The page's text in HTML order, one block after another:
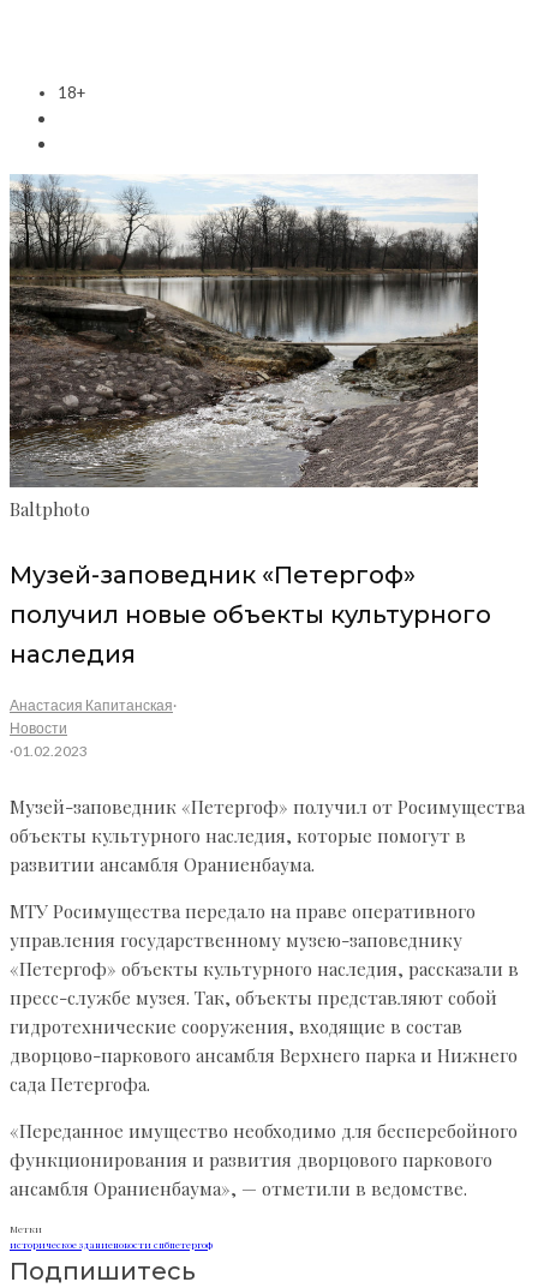
18+
Baltphoto
Музей-заповедник «Петергоф»
получил новые объекты культурного
наследия
Анастасия Капитанская·
Новости
·01.02.2023
Музей-заповедник «Петергоф» получил от Росимущества
объекты культурного наследия, которые помогут в
развитии ансамбля Ораниенбаума.
МТУ Росимущества передало на праве оперативного
управления государственному музею-заповеднику
«Петергоф» объекты культурного наследия, рассказали в
пресс-службе музея. Так, объекты представляют собой
гидротехнические сооружения, входящие в состав
дворцово-паркового ансамбля Верхнего парка и Нижнего
сада Петергофа.
«Переданное имущество необходимо для бесперебойного
функционирования и развития дворцового паркового
ансамбля Ораниенбаума», — отметили в ведомстве.
Метки
историческое зданиеновости спбпетергоф
Подпишитесь